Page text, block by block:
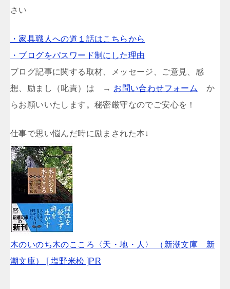
さい
・家具職人への道１話はこちらから
・ブログをパスワード制にした理由
ブログ記事に関する取材、メッセージ、ご意見、感
想、励まし（叱責）は → お問い合わせフォーム
か
らお願いいたします。秘密厳守なのでご安心を！
仕事で思い悩んだ時に励まされた本↓
木のいのち木のこころ〈天・地・人〉 （新潮文庫 新
潮文庫） [ 塩野米松 ]PR